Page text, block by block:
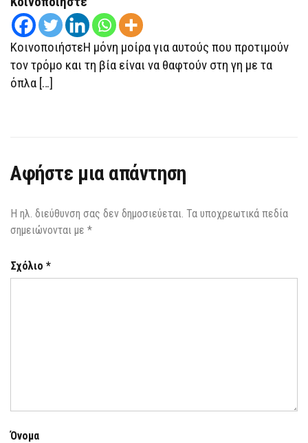
ΚοινοποιήστεΗ μόνη μοίρα για αυτούς που προτιμούν
τον τρόμο και τη βία είναι να θαφτούν στη γη με τα
όπλα […]
Αφήστε μια απάντηση
Η ηλ. διεύθυνση σας δεν δημοσιεύεται. Τα υποχρεωτικά πεδία
σημειώνονται με *
Σχόλιο *
Όνομα